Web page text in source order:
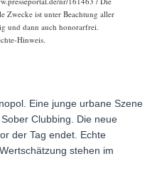
Zwecke ist unter Beachtung aller
und dann auch honorarfrei.
Hinweis.
Eine junge urbane Szene
Clubbing. Die neue
der Tag endet. Echte
stehen im